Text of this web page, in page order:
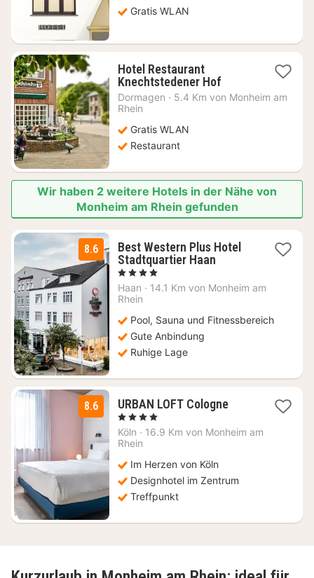
Gratis WLAN
Hotel Restaurant
Knechtstedener Hof1
Nacht
Dormagen · 5.4 Km von Monheim am
Rhein
Gratis WLAN
Restaurant
Wir haben 2 weitere Hotels in der Nähe von
Monheim am Rhein gefunden
8.6
Best Western Plus Hotel
Stadtquartier Haan3
ab
, 4 Sterne
Haan · 14.1 Km von Monheim am
Rhein
Pool, Sauna und Fitnessbereich
Gute Anbindung
Ruhige Lage
8.6 URBAN LOFT Cologne1
ab
, 4 Sterne
Köln · 16.9 Km von Monheim am
Rhein
Im Herzen von Köln
Designhotel im Zentrum
Treffpunkt